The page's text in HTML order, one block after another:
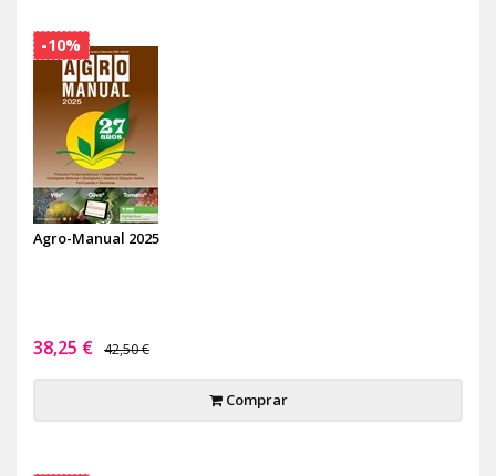
Agro-Manual 2025
38,25 € 42,50 €
Comprar
-10%